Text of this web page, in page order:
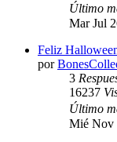
Último
Mar Jul
Feliz
por
3
16237
Último
Mié Nov